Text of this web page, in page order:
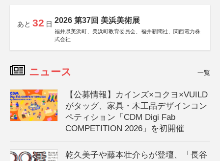
あと 32 日 2026 第37回 美浜美術展
福井県美浜町、美浜町教育委員会、福井新聞社、関西電力株
式会社
ニュース 一覧
【公募情報】カインズ×コクヨ×VUILD
がタッグ、家具・木工品デザインコン
ペティション「CDM Digi Fab
COMPETITION 2026」を初開催
乾久美子や藤本壮介らが登壇、「長谷